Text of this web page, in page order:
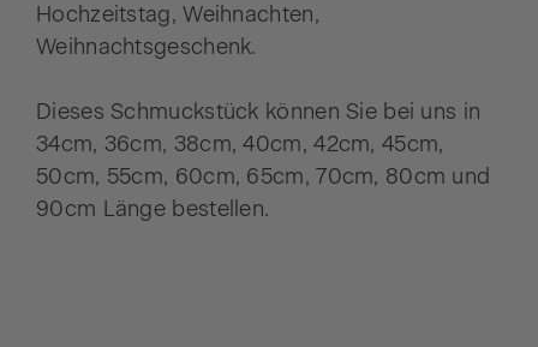
Hochzeitstag, Weihnachten,
Weihnachtsgeschenk.
Dieses Schmuckstück können Sie bei uns in
34cm, 36cm, 38cm, 40cm, 42cm, 45cm,
50cm, 55cm, 60cm, 65cm, 70cm, 80cm und
90cm Länge bestellen.